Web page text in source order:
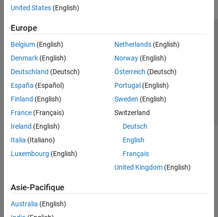
United States (English)
Europe
Belgium (English)
Denmark (English)
Deutschland (Deutsch)
España (Español)
Finland (English)
France (Français)
Ireland (English)
Italia (Italiano)
Luxembourg (English)
Netherlands(English)
Norway(English)
Österreich (Deutsch)
Portugal (English)
Sweden (English)
Switzerland
Deutsch
English
Français
United Kingdom(English)
Asie-Pacifique
Australia (English)
Lutte anti-piratage
Contacts locaux
© 1994-2026 The MathWorks, Inc.